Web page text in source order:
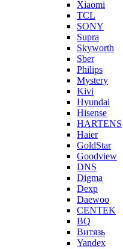
Xiaomi
TCL
SONY
Supra
Skyworth
Sber
Philips
Mystery
Kivi
Hyundai
Hisense
HARTENS
Haier
GoldStar
Goodview
DNS
Digma
Dexp
Daewoo
CENTEK
BQ
Витязь
Yandex